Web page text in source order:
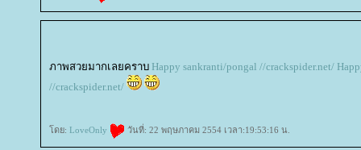
ภาพสวยมากเลยคราบ Happy sankranti/pongal //crackspider.net/
//crackspider.net/
ดย: LoveOnly วันที่: 22 พฤษภาคม 2554 เวลา:19:53:16 น.